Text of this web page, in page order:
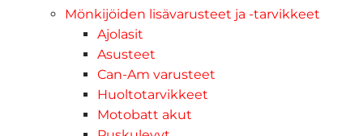
Mönkijöiden lisävarusteet ja -tarvikkeet
Ajolasit
Asusteet
Can-Am varusteet
Huoltotarvikkeet
Motobatt akut